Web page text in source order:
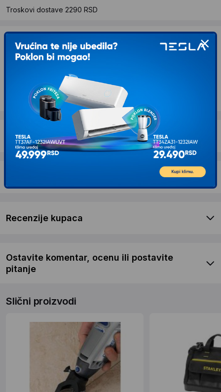
Troskovi dostave 2290 RSD
Želite li ponudu za firmu?
Kontaktirajte nas
Opis proizvoda CURVER Polica plus 75/5
CU241074
Dostava i povrat
Recenzije kupaca
Ostavite komentar, ocenu ili postavite
pitanje
Slični proizvodi